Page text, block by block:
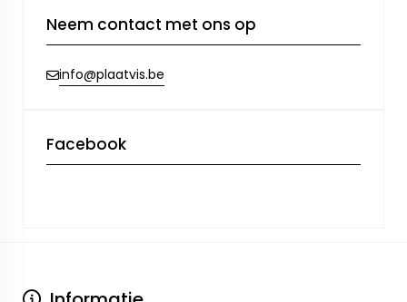
Neem contact met ons op
info@plaatvis.be
Facebook